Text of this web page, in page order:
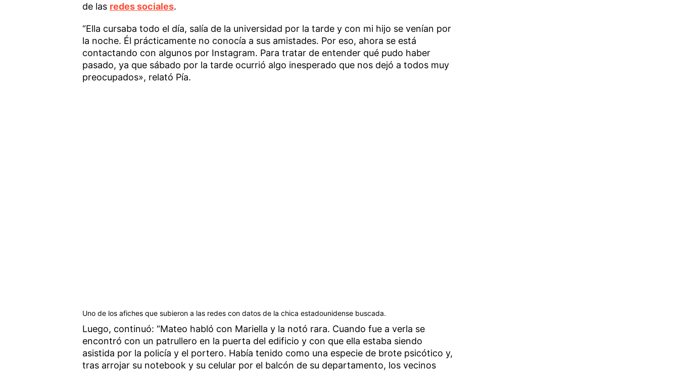
de las redes sociales.
“Ella cursaba todo el día, salía de la universidad por la tarde y con mi hijo se venían por
la noche. Él prácticamente no conocía a sus amistades. Por eso, ahora se está
contactando con algunos por Instagram. Para tratar de entender qué pudo haber
pasado, ya que sábado por la tarde ocurrió algo inesperado que nos dejó a todos muy
preocupados», relató Pía.
Uno de los afiches que subieron a las redes con datos de la chica estadounidense buscada.
Luego, continuó: “Mateo habló con Mariella y la notó rara. Cuando fue a verla se
encontró con un patrullero en la puerta del edificio y con que ella estaba siendo
asistida por la policía y el portero. Había tenido como una especie de brote psicótico y,
tras arrojar su notebook y su celular por el balcón de su departamento, los vecinos